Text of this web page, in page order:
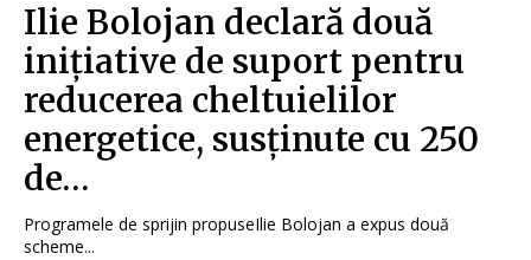
Ilie Bolojan declară două
inițiative de suport pentru
reducerea cheltuielilor
energetice, susținute cu 250
de…
Programele de sprijin propuseIlie Bolojan a expus două
scheme...